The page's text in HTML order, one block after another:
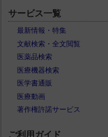
サービス一覧
最新情報・特集
文献検索・全文閲覧
医薬品検索
医療機器検索
医学書通販
医療動画
著作権許諾サービス
ご利用ガイド